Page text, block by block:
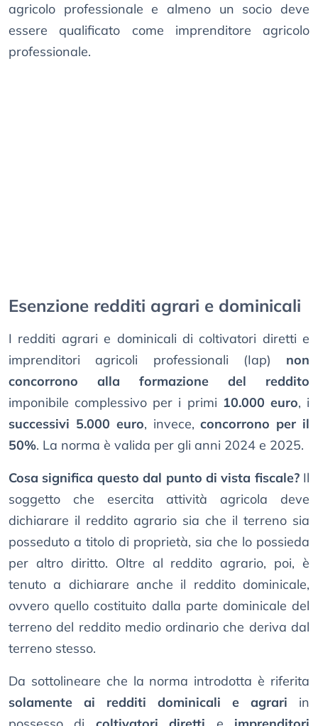
agricolo professionale e almeno un socio deve
essere qualificato come imprenditore agricolo
professionale.
Esenzione redditi agrari e dominicali
I redditi agrari e dominicali di coltivatori diretti e
imprenditori agricoli professionali (Iap) non
concorrono alla formazione del reddito
imponibile complessivo per i primi 10.000 euro, i
successivi 5.000 euro, invece,concorrono per il
50%. La norma è valida per gli anni 2024 e 2025.
Cosa significa questo dal punto di vista fiscale?Il
soggetto che esercita attività agricola deve
dichiarare il reddito agrario sia che il terreno sia
posseduto a titolo di proprietà, sia che lo possieda
per altro diritto. Oltre al reddito agrario, poi, è
tenuto a dichiarare anche il reddito dominicale,
ovvero quello costituito dalla parte dominicale del
terreno del reddito medio ordinario che deriva dal
terreno stesso.
Da sottolineare che la norma introdotta è riferita
solamente ai redditi dominicali e agrari in